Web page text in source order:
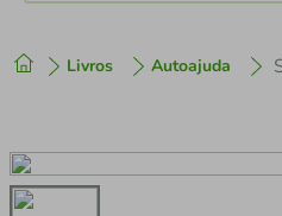
Livros Autoajuda
2º cafeteira